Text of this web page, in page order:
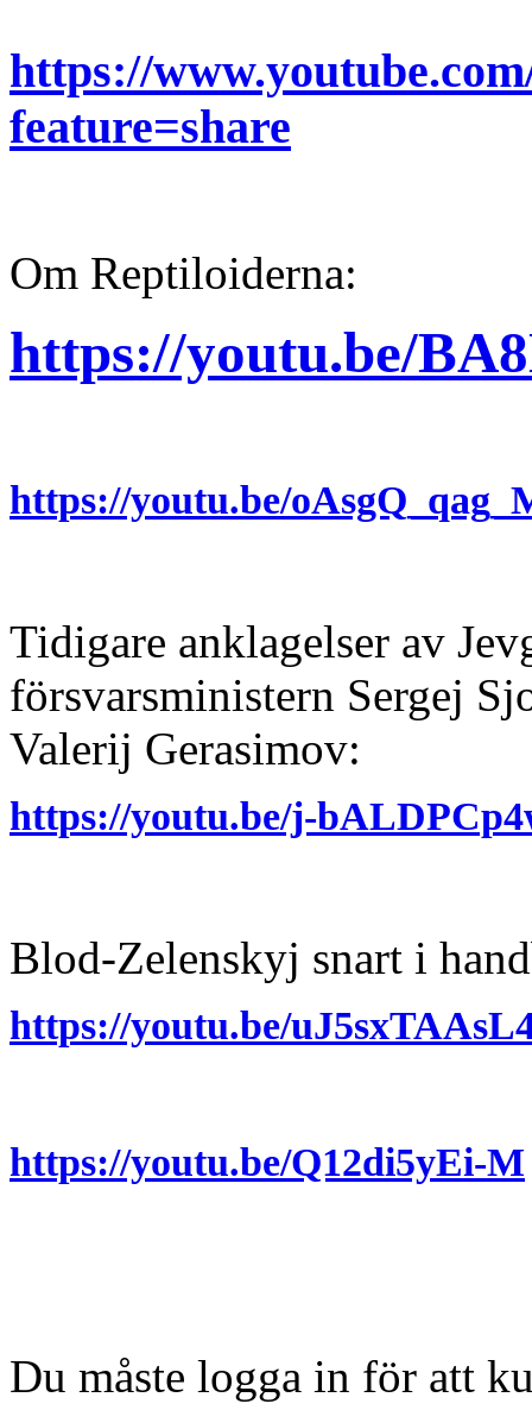
https://
feature=share
Om Reptiloiderna:
https://youtu.be/
https://youtu.be/
Tidigare anklagelser av
försvarsministern Sergej
Valerij Gerasimov:
https://youtu.be/j-
Blod-Zelenskyj snart i
https://youtu.be/
https://youtu.be/Q12di5yEi-M
Du måste logga in för att